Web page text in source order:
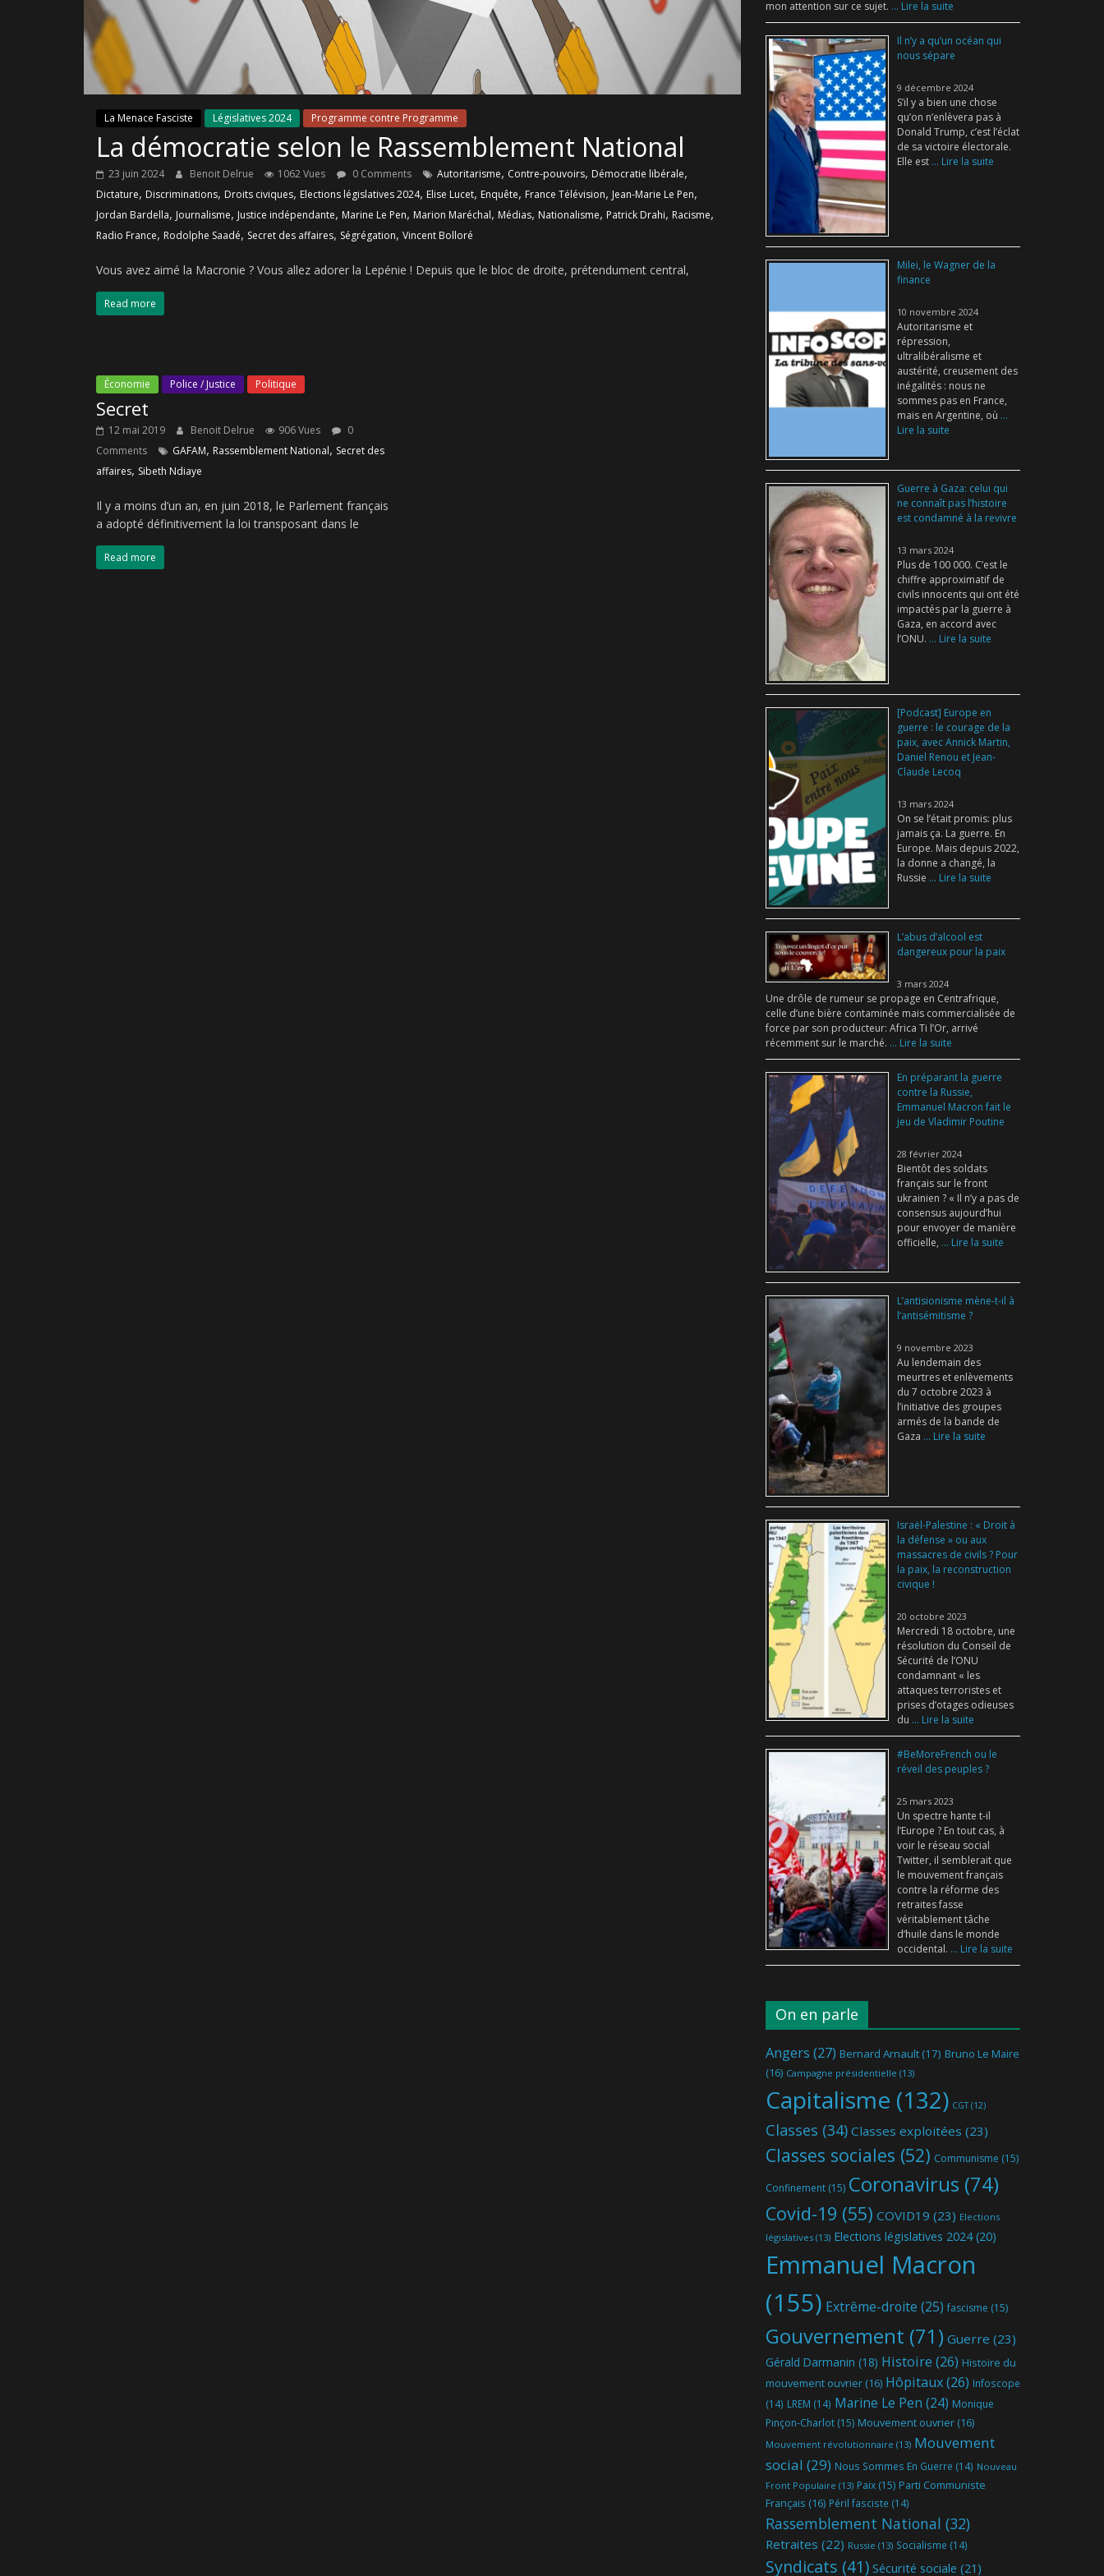
La Menace Fasciste Législatives 2024 Programme contre Programme
La démocratie selon le Rassemblement National
23 juin 2024 Benoit Delrue 1062 Vues 0 Comments Autoritarisme, Contre-pouvoirs, Démocratie libérale,
Dictature, Discriminations, Droits civiques, Elections législatives 2024, Elise Lucet, Enquête, France Télévision, Jean-Marie Le Pen,
Jordan Bardella, Journalisme, Justice indépendante, Marine Le Pen, Marion Maréchal, Médias, Nationalisme, Patrick Drahi, Racisme,
Radio France, Rodolphe Saadé, Secret des affaires, Ségrégation, Vincent Bolloré
Vous avez aimé la Macronie ? Vous allez adorer la Lepénie ! Depuis que le bloc de droite, prétendument central,
Read more
Économie Police / Justice Politique
Secret
12 mai 2019 Benoit Delrue 906 Vues
0
Comments
GAFAM, Rassemblement National, Secret des
affaires, Sibeth Ndiaye
Il y a moins d’un an, en juin 2018, le Parlement français
a adopté définitivement la loi transposant dans le
Read more
mon attention sur ce sujet. ... Lire la suite
Il n’y a qu’un océan qui
nous sépare
9 décembre 2024
S’il y a bien une chose
qu’on n’enlèvera pas à
Donald Trump, c’est l’éclat
de sa victoire électorale.
Elle est ... Lire la suite
Milei, le Wagner de la
finance
10 novembre 2024
Autoritarisme et
répression,
ultralibéralisme et
austérité, creusement des
inégalités : nous ne
sommes pas en France,
mais en Argentine, où ...
Lire la suite
Guerre à Gaza: celui qui
ne connaît pas l’histoire
est condamné à la revivre
13 mars 2024
Plus de 100 000. C’est le
chiffre approximatif de
civils innocents qui ont été
impactés par la guerre à
Gaza, en accord avec
l’ONU. ... Lire la suite
[Podcast] Europe en
guerre : le courage de la
paix, avec Annick Martin,
Daniel Renou et Jean-
Claude Lecoq
13 mars 2024
On se l’était promis: plus
jamais ça. La guerre. En
Europe. Mais depuis 2022,
la donne a changé, la
Russie ... Lire la suite
L’abus d’alcool est
dangereux pour la paix
3 mars 2024
Une drôle de rumeur se propage en Centrafrique,
celle d’une bière contaminée mais commercialisée de
force par son producteur: Africa Ti l’Or, arrivé
récemment sur le marché. ... Lire la suite
En préparant la guerre
contre la Russie,
Emmanuel Macron fait le
jeu de Vladimir Poutine
28 février 2024
Bientôt des soldats
français sur le front
ukrainien ? « Il n’y a pas de
consensus aujourd’hui
pour envoyer de manière
officielle, ... Lire la suite
L’antisionisme mène-t-il à
l’antisémitisme ?
9 novembre 2023
Au lendemain des
meurtres et enlèvements
du 7 octobre 2023 à
l’initiative des groupes
armés de la bande de
Gaza ... Lire la suite
Israël-Palestine : « Droit à
la défense » ou aux
massacres de civils ? Pour
la paix, la reconstruction
civique !
20 octobre 2023
Mercredi 18 octobre, une
résolution du Conseil de
Sécurité de l’ONU
condamnant « les
attaques terroristes et
prises d’otages odieuses
du ... Lire la suite
#BeMoreFrench ou le
réveil des peuples ?
25 mars 2023
Un spectre hante t-il
l’Europe ? En tout cas, à
voir le réseau social
Twitter, il semblerait que
le mouvement français
contre la réforme des
retraites fasse
véritablement tâche
d’huile dans le monde
occidental. ... Lire la suite
On en parle
Angers (27) Bernard Arnault (17) Bruno Le Maire
(16) Campagne présidentielle (13)
Capitalisme (132) CGT(12)
Classes (34) Classes exploitées (23)
Classes sociales (52) Communisme (15)
Confinement (15) Coronavirus (74)
Covid-19 (55) COVID19 (23) Elections
législatives (13) Elections législatives 2024(20)
Emmanuel Macron
(155) Extrême-droite (25) fascisme (15)
Gouvernement (71) Guerre (23)
Gérald Darmanin (18) Histoire (26) Histoire du
mouvement ouvrier (16) Hôpitaux(26) Infoscope
(14) LREM (14) Marine Le Pen (24) Monique
Pinçon-Charlot (15) Mouvement ouvrier (16)
Mouvement révolutionnaire (13) Mouvement
social (29) Nous Sommes En Guerre (14) Nouveau
Front Populaire (13) Paix (15) Parti Communiste
Français (16) Péril fasciste (14)
Rassemblement National (32)
Retraites (22) Russie (13) Socialisme (14)
Syndicats (41) Sécurité sociale (21)